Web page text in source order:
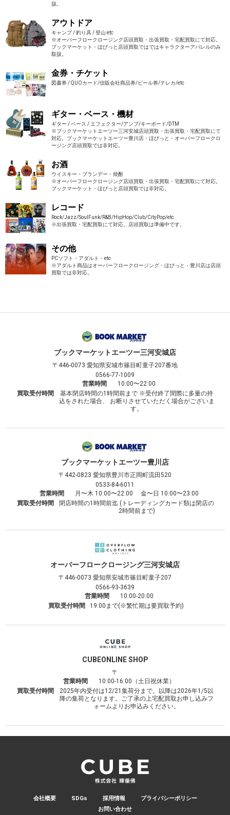
扱。
アウトドア
キャンプ / 釣り具 / 登山 etc
※オーバーフロークロージング店頭買取・出張買取・宅配買取にて対応。
ブックマーケット・ほびっと店頭買取ではではキャラクターアパレルのみ
取扱。
金券・チケット
図書券 / QUOカード/信販会社商品券/ビール券/テレカ/etc
ギター・ベース・機材
ギター / ベース / エフェクター/アンプ/キーボード/DTM
※ブックマーケットエーツー三河安城店頭買取・出張買取・宅配買取にて
対応。ブックマーケットエーツー豊川店・ほびっと・オーバーフロークロ
ージング店頭買取では非対応。
お酒
ウイスキー・ブランデー・焼酎
※オーバーフロークロージング店頭買取・出張買取・宅配買取にて対応。
ブックマーケット・ほびっと店頭買取では非対応。
レコード
Rock/Jazz/SoulFunk/R&B/HipHop/Club/CityPop/etc
※出張買取・宅配買取にて対応。店頭買取は準備中です。
その他
PCソフト・アダルト・etc
※アダルト商品はオーバーフロークロージング・ほびっと・豊川店は店頭
買取では非対応。
ブックマーケットエーツー三河安城店
〒446-0073 愛知県安城市篠目町童子207番地
0566-77-1009
営業時間
10:00〜22:00
買取受付時間
基本閉店時間の1時間前まで ※受付終了間際に多量の持
込をされた場合、 お断りさせていただく場合がございま
す。
ブックマーケットエーツー豊川店
〒442-0823 愛知県豊川市正岡町流田520
0533-84-6011
営業時間
月〜木 10:00〜22:00 金〜日 10:00〜23:00
買取受付時間
閉店時間の1時間前迄 (トレーディングカード類は閉店の
2時間前まで)
オーバーフロークロージング三河安城店
〒446-0073 愛知県安城市篠目町童子207
0566-93-3639
営業時間
10:00-20:00
買取受付時間
19:00まで(※繁忙期は要買取予約)
CUBEONLINE SHOP
〒
営業時間
10:00-16:00（土日祝休業）
買取受付時間
2025年内受付は12/21集荷分まで。以降は2026年1/5以
降の集荷となります。ご了承の上宅配買取お申し込みフ
ォームよりお申込みください。
会社概要 SDGs 採用情報
プライバシーポリシー
お問い合わせ